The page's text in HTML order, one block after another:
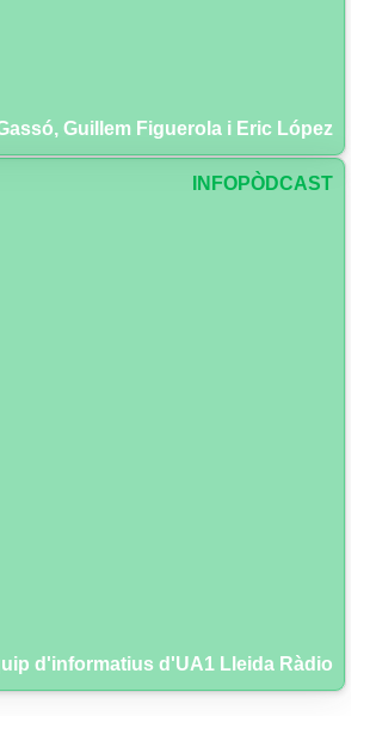
Guillem Figuerola i Eric López
INFOPÒDCAST
d'informatius d'UA1 Lleida Ràdio